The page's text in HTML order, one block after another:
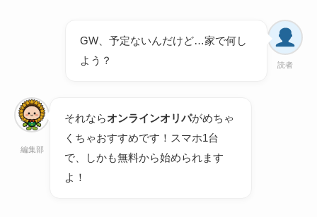
読者
GW、予定ないんだけど…家で何し
よう？
編集部
それならオンラインオリパがめちゃ
くちゃおすすめです！スマホ1台
で、しかも無料から始められます
よ！